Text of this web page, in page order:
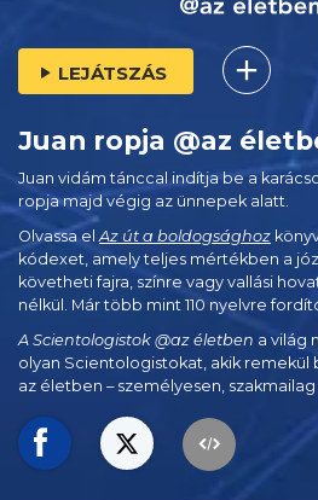
LEJÁTSZÁS
Juan ropja @az
Juan vidám tánccal indítja be a
ropja majd végig az ünnepek alatt.
Olvassa elAz út a boldogsághoz
kódexet, amely teljes mértékben a
követheti fajra, színre vagy vallási
nélkül. Már több mint 110 nyelvre
A Scientologistok @az életben a világ
olyan Scientologistokat, akik remekül
az életben – személyesen,